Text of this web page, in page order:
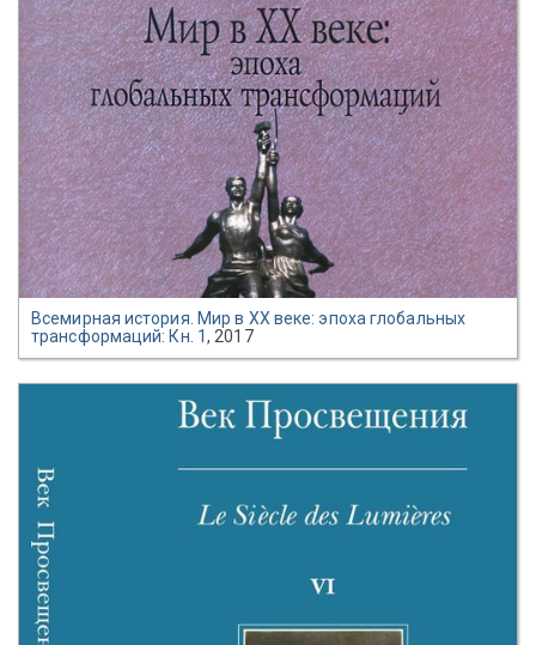
Всемирная история. Мир в XX веке: эпоха глобальных
трансформаций: Кн. 1, 2017